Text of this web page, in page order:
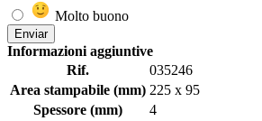
Molto buono
Enviar
Informazioni aggiuntive
Rif.
035246
Area stampabile (mm) 225 x 95
Spessore (mm)
4